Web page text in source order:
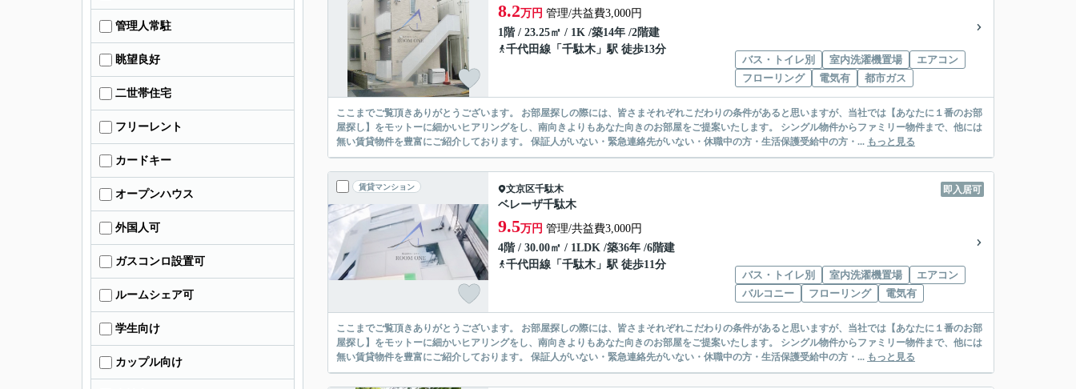
8.2万円 管理/共益費3,000円
1階 / 23.25㎡ / 1K /築14年 /2階建
千代田線 「 千駄木 」駅 徒歩13分
バス・トイレ別
室内洗濯機置場
エアコン
フローリング
電気有 都市ガス
ここまでご覧頂きありがとうございます。 お部屋探しの際には、皆さまそれぞれこだわりの条件があると思いますが、当社では【あなたに１番のお部
屋探し】をモットーに細かいヒアリングをし、南向きよりもあなた向きのお部屋をご提案いたします。 シングル物件からファミリー物件まで、他には
無い賃貸物件を豊富にご紹介しております。 保証人がいない・緊急連絡先がいない・休職中の方・生活保護受給中の方・... もっと見る
賃貸マンション 即入居可
文京区千駄木
ベレーザ千駄木
9.5万円 管理/共益費3,000円
4階 / 30.00㎡ / 1LDK /築36年 /6階建
千代田線 「 千駄木 」駅 徒歩11分
バス・トイレ別
室内洗濯機置場
エアコン
バルコニー
フローリング 電気有
ここまでご覧頂きありがとうございます。 お部屋探しの際には、皆さまそれぞれこだわりの条件があると思いますが、当社では【あなたに１番のお部
屋探し】をモットーに細かいヒアリングをし、南向きよりもあなた向きのお部屋をご提案いたします。 シングル物件からファミリー物件まで、他には
無い賃貸物件を豊富にご紹介しております。 保証人がいない・緊急連絡先がいない・休職中の方・生活保護受給中の方・... もっと見る
管理人常駐
眺望良好
二世帯住宅
フリーレント
カードキー
オープンハウス
外国人可
ガスコンロ設置可
ルームシェア可
学生向け
カップル向け